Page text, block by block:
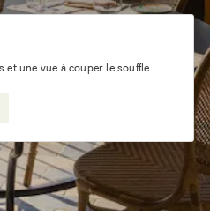
et une vue à couper le souffle.